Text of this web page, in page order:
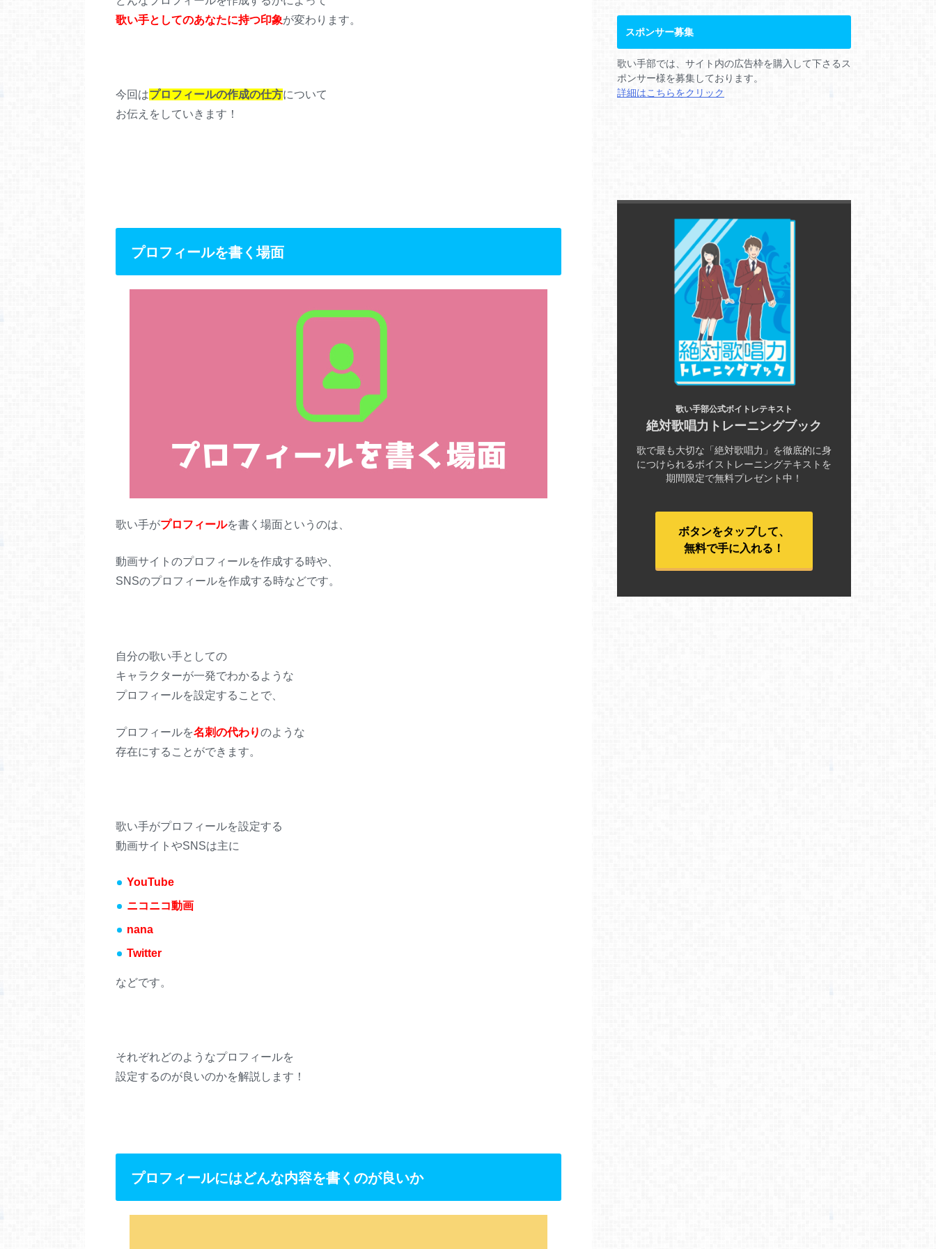
歌い手としてのあなたに持つ印象が変わります。
今回はプロフィールの作成の仕方について
お伝えをしていきます！
プロフィールを書く場面
歌い手がプロフィールを書く場面というのは、
動画サイトのプロフィールを作成する時や、
SNSのプロフィールを作成する時などです。
自分の歌い手としての
キャラクターが一発でわかるような
プロフィールを設定することで、
プロフィールを名刺の代わりのような
存在にすることができます。
歌い手がプロフィールを設定する
動画サイトやSNSは主に
YouTube
ニコニコ動画
nana
Twitter
などです。
それぞれどのようなプロフィールを
設定するのが良いのかを解説します！
プロフィールにはどんな内容を書くのが良いか
スポンサー募集
歌い手部では、サイト内の広告枠を購入して下さるス
ポンサー様を募集しております。
詳細はこちらをクリック
歌い手部公式ボイトレテキスト
絶対歌唱力トレーニングブック
歌で最も大切な「絶対歌唱力」を徹底的に身
につけられるボイストレーニングテキストを
期間限定で無料プレゼント中！
ボタンをタップして、
無料で手に入れる！